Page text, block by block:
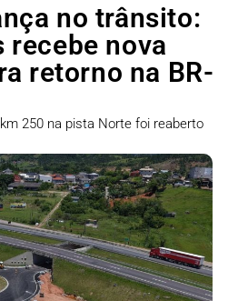
no trânsito:
recebe nova
retorno na BR-
250 na pista Norte foi reaberto